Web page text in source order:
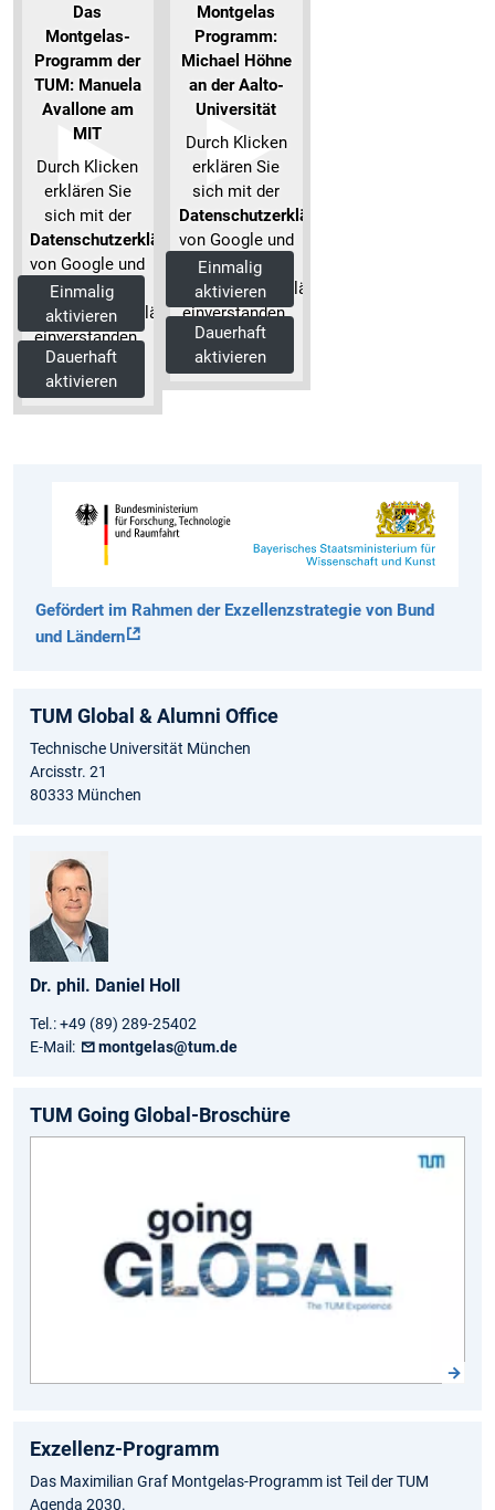
Das
Montgelas-
Programm der
TUM: Manuela
Avallone am
MIT
Durch Klicken
erklären Sie
sich mit der
Datenschutzerklärung
von Google und
unserer
Datenschutzerklärung
einverstanden.
Mehr
Informationen
Einmalig
aktivieren
Dauerhaft
aktivieren
Montgelas
Programm:
Michael Höhne
an der Aalto-
Universität
Durch Klicken
erklären Sie
sich mit der
Datenschutzerklärung
von Google und
unserer
Datenschutzerklärung
einverstanden.
Mehr
Informationen
Einmalig
aktivieren
Dauerhaft
aktivieren
Gefördert im Rahmen der Exzellenzstrategie von Bund
und Ländern
TUM Global & Alumni Office
Technische Universität München
Arcisstr. 21
80333 München
Dr. phil. Daniel Holl
Tel.: +49 (89) 289-25402
E-Mail:
montgelas@tum.de
TUM Going Global-Broschüre
Exzellenz-Programm
Das Maximilian Graf Montgelas-Programm ist Teil der TUM
Agenda 2030.